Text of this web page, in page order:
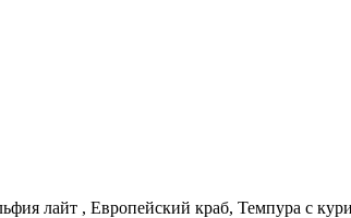
лайт , Европейский краб, Темпура с